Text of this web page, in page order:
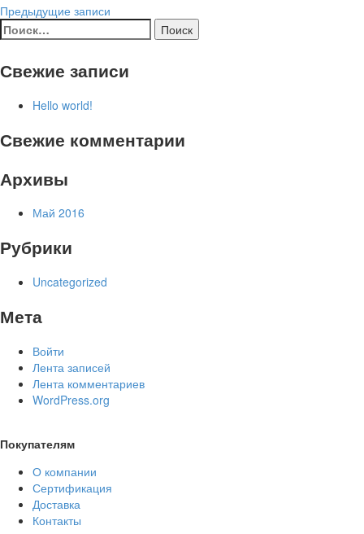
Навигация
по
записям
Предыдущие записи
Найти:
Свежие записи
Hello world!
Свежие комментарии
Архивы
Май 2016
Рубрики
Uncategorized
Мета
Войти
Лента записей
Лента комментариев
WordPress.org
Покупателям
О компании
Сертификация
Доставка
Контакты